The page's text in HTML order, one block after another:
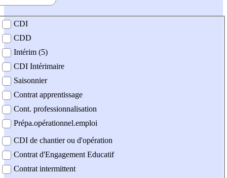
contrat
CDI
CDD
Intérim (5)
CDI Intérimaire
Saisonnier
Contrat apprentissage
Cont. professionnalisation
Prépa.opérationnel.emploi
CDI de chantier ou d'opération
Contrat d'Engagement Educatif
Contrat intermittent